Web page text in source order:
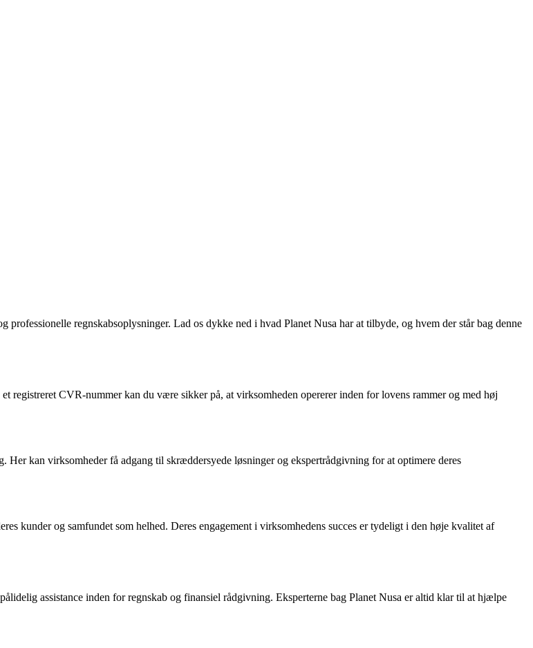
regnskabsoplysninger. Lad os dykke ned i hvad Planet Nusa har at tilbyde, og hvem der står bag denne
registreret CVR-nummer kan du være sikker på, at virksomheden opererer inden for lovens rammer og med høj
Her kan virksomheder få adgang til skræddersyede løsninger og ekspertrådgivning for at optimere deres
kunder og samfundet som helhed. Deres engagement i virksomhedens succes er tydeligt i den høje kvalitet af
assistance inden for regnskab og finansiel rådgivning. Eksperterne bag Planet Nusa er altid klar til at hjælpe